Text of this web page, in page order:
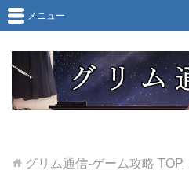
メニュー
グリム通信-ゲーム攻略 TOP